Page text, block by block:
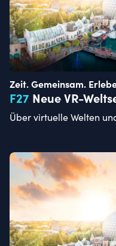
Zeit. Gemeinsam.
F27 Neue VR-
Über virtuelle Welten